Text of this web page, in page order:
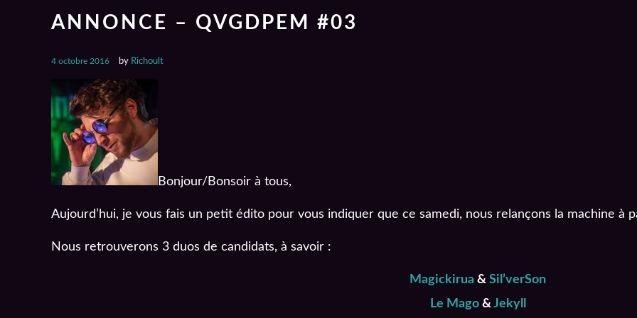
ANNONCE – QVGDPEM #03
4 octobre 2016 by Richoult
Bonjour/Bonsoir à tous,
Aujourd’hui, je vous fais un petit édito pour vous indiquer que ce samedi, nous relançons la machine à
Nous retrouverons 3 duos de candidats, à savoir :
Magickirua & Sil’verSon
Le Mago&Jekyll